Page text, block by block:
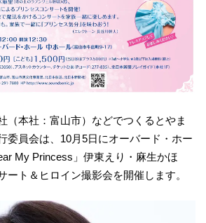
（本社：富山市）などでつくるとやま
委員会は、10月5日にオーバード・ホー
My Princess」伊東えり・麻生かほ
ート＆ヒロイン撮影会を開催します。